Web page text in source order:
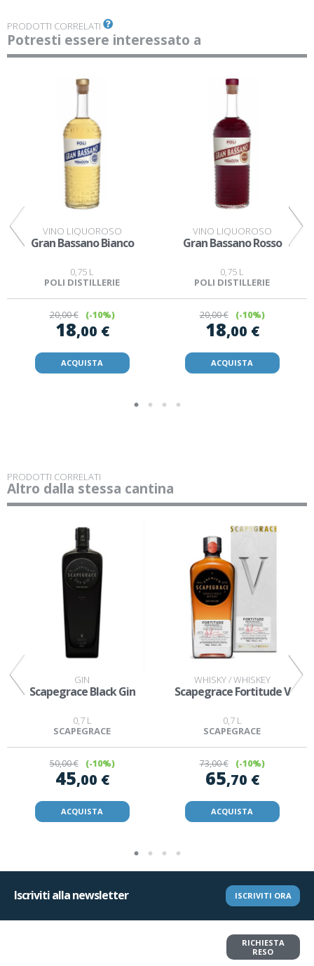
PRODOTTI CORRELATI
Potresti essere interessato a
VINO LIQUOROSO
Gran Bassano Bianco
0,75 L
POLI DISTILLERIE
20,00 € (-10%)
18,00 €
ACQUISTA
VINO LIQUOROSO
Gran Bassano Rosso
0,75 L
POLI DISTILLERIE
20,00 € (-10%)
18,00 €
ACQUISTA
PRODOTTI CORRELATI
Altro dalla stessa cantina
GIN
Scapegrace Black Gin
0,7 L
SCAPEGRACE
50,00 € (-10%)
45,00 €
ACQUISTA
WHISKY / WHISKEY
Scapegrace Fortitude V
0,7 L
SCAPEGRACE
73,00 € (-10%)
65,70 €
ACQUISTA
Iscriviti alla newsletter ISCRIVITI ORA
RICHIESTA
RESO